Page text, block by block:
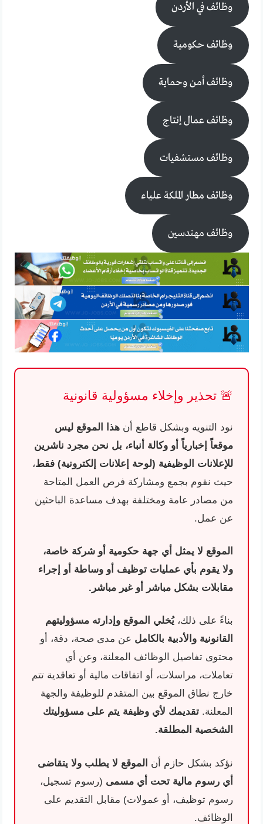
وظائف في الأردن
وظائف حكومية
وظائف أمن وحماية
وظائف عمال إنتاج
وظائف مستشفيات
وظائف مطار الملكة علياء
وظائف مهندسين
🚨 تحذير وإخلاء مسؤولية قانونية
نود التنويه وبشكل قاطع أنهذا الموقع ليس
موقعاً إخبارياً أو وكالة أنباء، بل نحن مجرد ناشرين
للإعلانات الوظيفية (لوحة إعلانات إلكترونية) فقط،
حيث نقوم بجمع ومشاركة فرص العمل المتاحة
من مصادر عامة ومختلفة بهدف مساعدة الباحثين
عن عمل.
الموقع لا يمثل أي جهة حكومية أو شركة خاصة،
ولا يقوم بأي عمليات توظيف أو وساطة أو إجراء
مقابلات بشكل مباشر أو غير مباشر.
بناءً على ذلك،يُخلي الموقع وإدارته مسؤوليتهم
القانونية والأدبية بالكامل عن مدى صحة، دقة، أو
محتوى تفاصيل الوظائف المعلنة، وعن أي
تعاملات، مراسلات، أو اتفاقات مالية أو تعاقدية تتم
خارج نطاق الموقع بين المتقدم للوظيفة والجهة
المعلنة.تقديمك لأي وظيفة يتم على مسؤوليتك
الشخصية المطلقة.
نؤكد بشكل حازم أن الموقع لا يطلب ولا يتقاضى
أي رسوم مالية تحت أي مسمى (رسوم تسجيل،
رسوم توظيف، أو عمولات) مقابل التقديم على
الوظائف.